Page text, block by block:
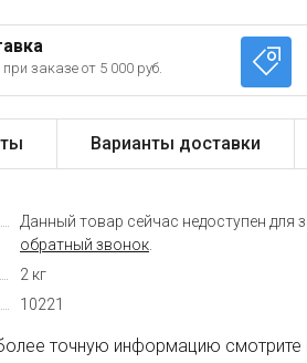
заказе от 5 000 руб.
Варианты доставки
Данный товар сейчас недоступен для
обратный звонок
2 кг
10221
точную информацию смотрите